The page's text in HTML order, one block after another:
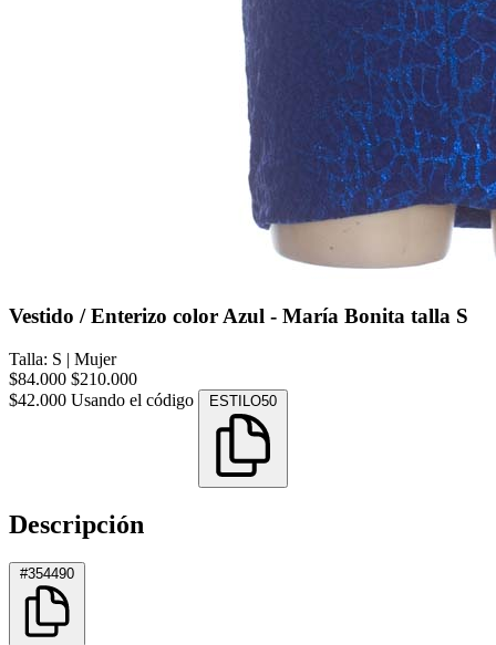
Vestido / Enterizo color Azul - María Bonita talla S
Talla: S | Mujer
$84.000 $210.000
$42.000 Usando el código ESTILO50
Descripción
#354490